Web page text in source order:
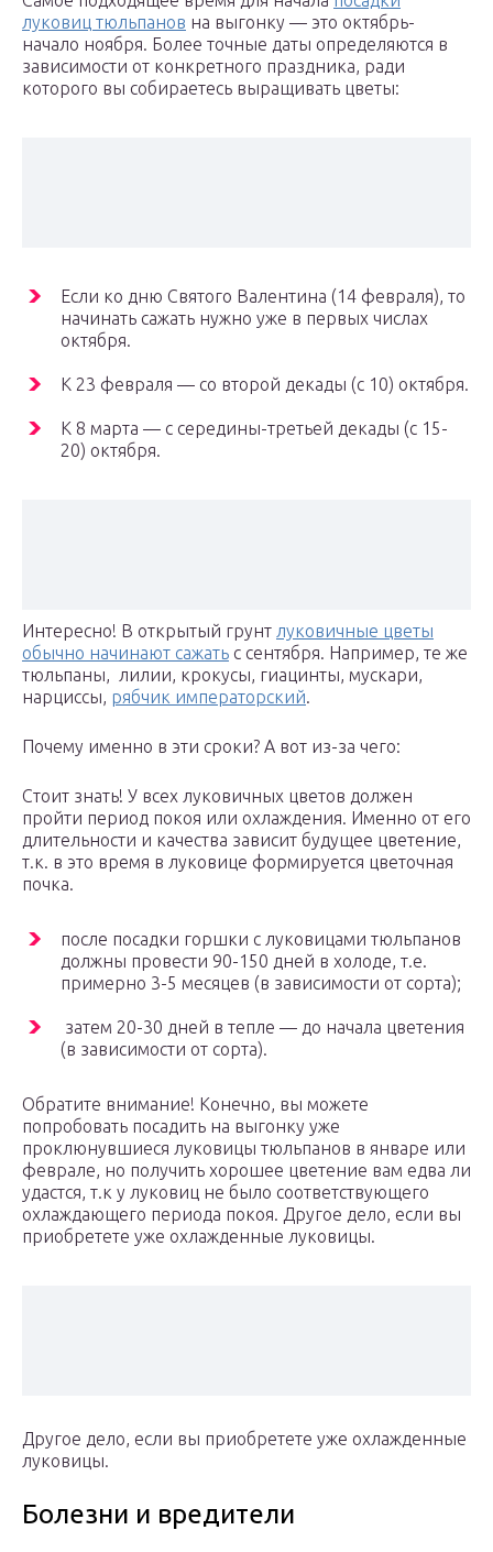
луковиц тюльпанов на выгонку — это октябрь-
начало ноября. Более точные даты определяются в
зависимости от конкретного праздника, ради
которого вы собираетесь выращивать цветы:
Если ко дню Святого Валентина (14 февраля), то
начинать сажать нужно уже в первых числах
октября.
К 23 февраля — со второй декады (с 10) октября.
К 8 марта — с середины-третьей декады (с 15-
20) октября.
Интересно! В открытый грунт луковичные цветы
обычно начинают сажать с сентября. Например, те же
тюльпаны, лилии, крокусы, гиацинты, мускари,
нарциссы, рябчик императорский.
Почему именно в эти сроки? А вот из-за чего:
Стоит знать! У всех луковичных цветов должен
пройти период покоя или охлаждения. Именно от его
длительности и качества зависит будущее цветение,
т.к. в это время в луковице формируется цветочная
почка.
после посадки горшки с луковицами тюльпанов
должны провести 90-150 дней в холоде, т.е.
примерно 3-5 месяцев (в зависимости от сорта);
затем 20-30 дней в тепле — до начала цветения
(в зависимости от сорта).
Обратите внимание! Конечно, вы можете
попробовать посадить на выгонку уже
проклюнувшиеся луковицы тюльпанов в январе или
феврале, но получить хорошее цветение вам едва ли
удастся, т.к у луковиц не было соответствующего
охлаждающего периода покоя. Другое дело, если вы
приобретете уже охлажденные луковицы.
Другое дело, если вы приобретете уже охлажденные
луковицы.
Болезни и вредители